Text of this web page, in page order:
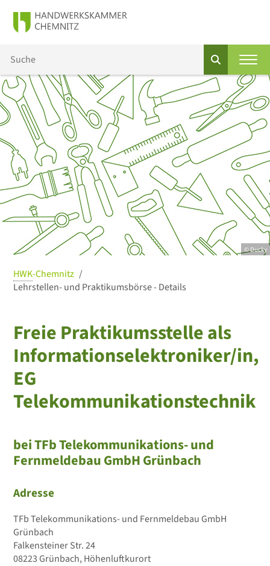
© Ducky
HWK-Chemnitz
Lehrstellen- und Praktikumsbörse - Details
Freie Praktikumsstelle als
Informationselektroniker/in,
EG
Telekommunikationstechnik
bei TFb Telekommunikations- und
Fernmeldebau GmbH Grünbach
Adresse
TFb Telekommunikations- und Fernmeldebau GmbH
Grünbach
Falkensteiner Str. 24
08223 Grünbach, Höhenluftkurort